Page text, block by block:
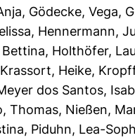
, Gödecke, Vega,
, Hennermann,
, Holthöfer,
Krassort, Heike,
dos Santos,
Thomas, Nießen,
, Piduhn, Lea-